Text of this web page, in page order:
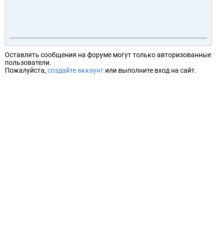
Оставлять сообщения на форуме могут только авторизованные
пользователи.
Пожалуйста, создайте аккаунт или выполните вход на сайт.